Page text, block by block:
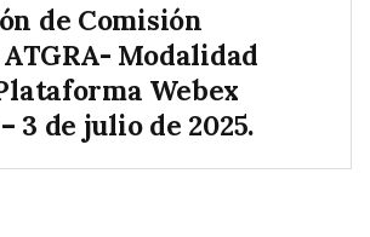
de Comisión
Modalidad
Webex
3 de julio de 2025.